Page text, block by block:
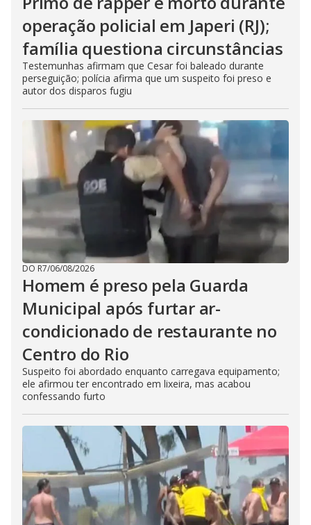
operação policial em Japeri (RJ);
família questiona circunstâncias
Testemunhas afirmam que Cesar foi baleado durante
perseguição; polícia afirma que um suspeito foi preso e
autor dos disparos fugiu
DO R7/06/08/2026
Homem é preso pela Guarda
Municipal após furtar ar-
condicionado de restaurante no
Centro do Rio
Suspeito foi abordado enquanto carregava equipamento;
ele afirmou ter encontrado em lixeira, mas acabou
confessando furto